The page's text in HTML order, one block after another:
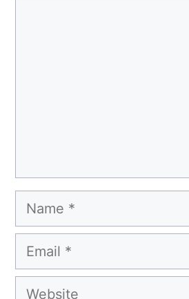
Name
Email
Website